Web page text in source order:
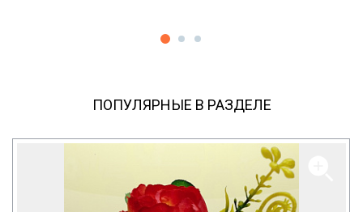
ПОПУЛЯРНЫЕ В РАЗДЕЛЕ